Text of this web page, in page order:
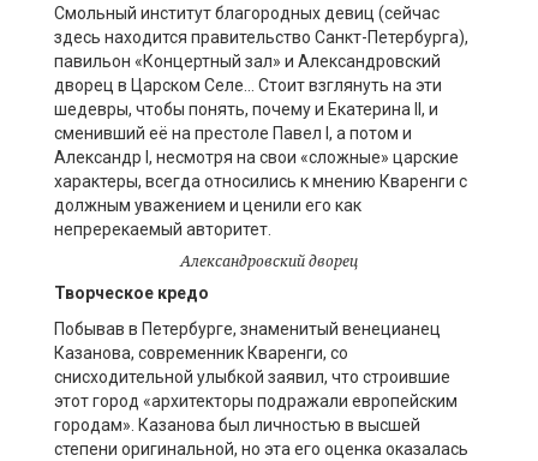
Смольный институт благородных девиц (сейчас
здесь находится правительство Санкт-Петербурга),
павильон «Концертный зал» и Александровский
дворец в Царском Селе… Стоит взглянуть на эти
шедевры, чтобы понять, почему и Екатерина II, и
сменивший её на престоле Павел I, а потом и
Александр I, несмотря на свои «сложные» царские
характеры, всегда относились к мнению Кваренги с
должным уважением и ценили его как
непререкаемый авторитет.
Александровский дворец
Творческое кредо
Побывав в Петербурге, знаменитый венецианец
Казанова, современник Кваренги, со
снисходительной улыбкой заявил, что строившие
этот город «архитекторы подражали европейским
городам». Казанова был личностью в высшей
степени оригинальной, но эта его оценка оказалась